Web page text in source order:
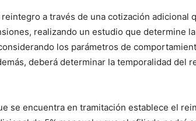
a través de una cotización adicional
realizando un estudio que determine
los parámetros de
deberá determinar la temporalidad del
se encuentra en tramitación establece el